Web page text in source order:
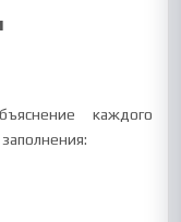
каждого